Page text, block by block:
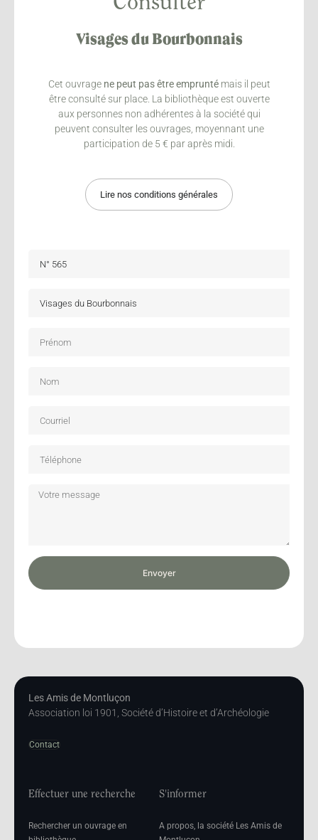
Visages du Bourbonnais
Cet ouvrage ne peut pas être empruntémais il peut
être consulté sur place. La bibliothèque est ouverte
aux personnes non adhérentes à la société qui
peuvent consulter les ouvrages, moyennant une
participation de 5 € par après midi.
Lire nos conditions générales
Envoyer
Les Amis de Montluçon
Association loi 1901, Société d’Histoire et d’Archéologie
Contact
Effectuer une recherche
Rechercher un ouvrage en
S'informer
A propos, la société Les Amis de